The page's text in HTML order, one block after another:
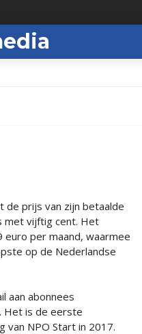
de prijs van zijn betaalde
met vijftig cent. Het
per maand, waarmee
op de Nederlandse
aan abonnees
Het is de eerste
van NPO Start in 2017.